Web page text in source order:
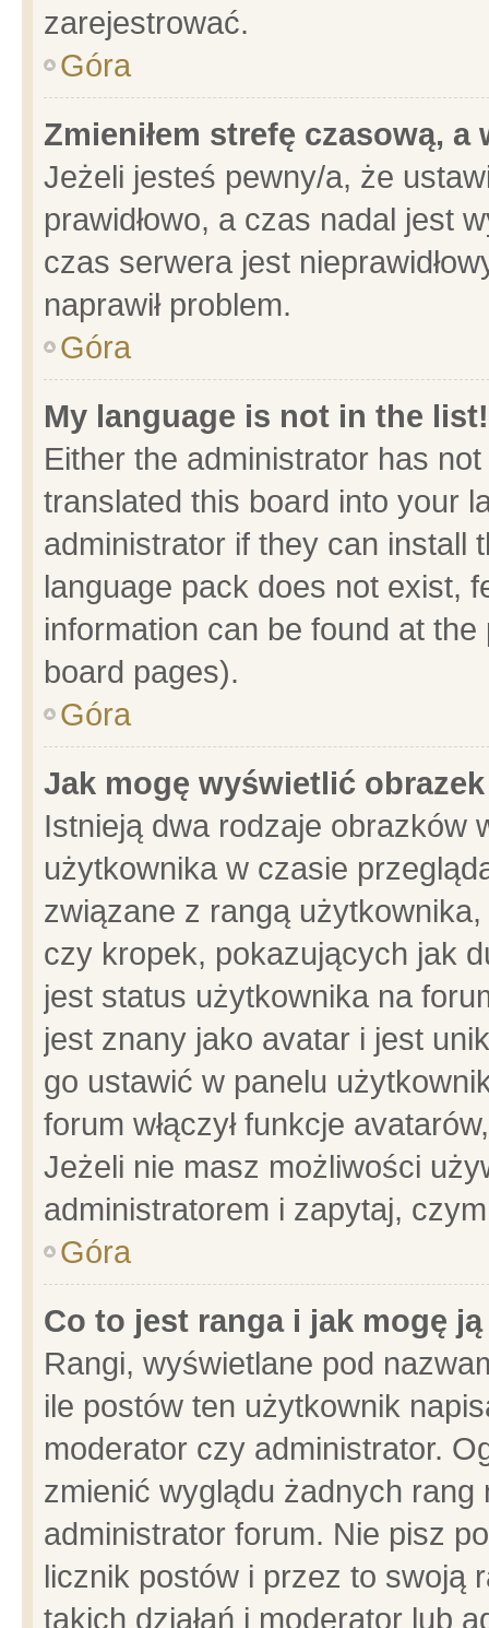
zarejestrować.
Góra
Zmieniłem strefę czasową,
Jeżeli jesteś pewny/a, że
prawidłowo, a czas nadal jest
czas serwera jest
naprawił problem.
Góra
My language is not in the list!
Either the administrator has
translated this board into your
administrator if they can install
language pack does not exist,
information can be found at
board pages).
Góra
Jak mogę wyświetlić
Istnieją dwa rodzaje obrazków
użytkownika w czasie
związane z rangą
czy kropek, pokazujących jak
jest status użytkownika na
jest znany jako avatar i jest
go ustawić w panelu
forum włączył funkcje
Jeżeli nie masz możliwości
administratorem i zapytaj,
Góra
Co to jest ranga i jak mogę
Rangi, wyświetlane pod
ile postów ten użytkownik
moderator czy administrator.
zmienić wyglądu żadnych
administrator forum. Nie pisz
licznik postów i przez to swoją
takich działań i moderator lub